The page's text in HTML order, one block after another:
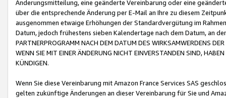
Änderungsmitteilung, eine geänderte Vereinbarung oder eine
über die entsprechende Änderung per E-Mail an Ihre zu diesem
ausgenommen etwaige Erhöhungen der Standardvergütung im
Datum, jedoch frühestens sieben Kalendertage nach dem Datum, an
PARTNERPROGRAMM NACH DEM DATUM DES WIRKSAMWERDENS
WENN SIE MIT EINER ÄNDERUNG NICHT EINVERSTANDEN SIND,
KÜNDIGEN.
Wenn Sie diese Vereinbarung mit Amazon France Services SAS
gelten zukünftige Änderungen an dieser Vereinbarung für Sie und